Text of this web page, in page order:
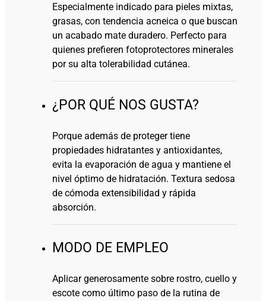
Especialmente indicado para pieles mixtas,
grasas, con tendencia acneica o que buscan
un acabado mate duradero. Perfecto para
quienes prefieren fotoprotectores minerales
por su alta tolerabilidad cutánea.
¿POR QUÉ NOS GUSTA?
Porque además de proteger tiene
propiedades hidratantes y antioxidantes,
evita la evaporación de agua y mantiene el
nivel óptimo de hidratación. Textura sedosa
de cómoda extensibilidad y rápida
absorción.
MODO DE EMPLEO
Aplicar generosamente sobre rostro, cuello y
escote como último paso de la rutina de